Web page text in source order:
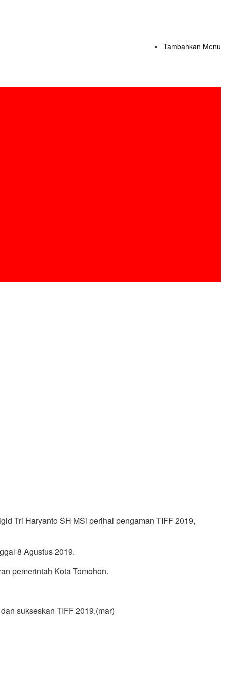
Tambahkan Menu
Tri Haryanto SH MSi perihal pengaman TIFF 2019,
8 Agustus 2019.
pemerintah Kota Tomohon.
sukseskan TIFF 2019.(mar)